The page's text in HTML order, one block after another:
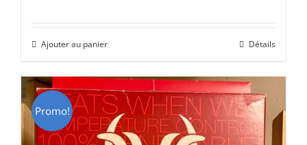
initial
était :
CHF 85.00.
actuel
CHF 59.00.
Ajouter au panier Détails
Promo!